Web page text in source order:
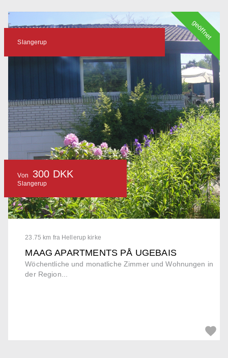
23.75 km fra Hellerup kirke
MAAG APARTMENTS PÅ UGEBAIS
Wöchentliche und monatliche Zimmer und Wohnungen in
der Region...
Slangerup
Von 300 DKK
Slangerup
geöffnet